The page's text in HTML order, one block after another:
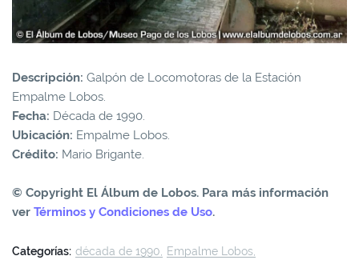
Descripción: Galpón de Locomotoras de la Estación
Empalme Lobos.
Fecha: Década de 1990.
Ubicación: Empalme Lobos.
Crédito: Mario Brigante.
© Copyright El Álbum de Lobos. Para más información
ver Términos y Condiciones de Uso.
Categorías: década de 1990
Empalme Lobos